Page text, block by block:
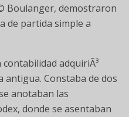
Boulanger, demostraron
de partida simple a
contabilidad adquiriÃ³
Constaba de dos
anotaban las
donde se asentaban